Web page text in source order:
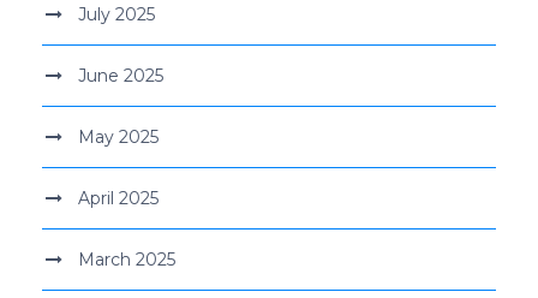
July 2025
June 2025
May 2025
April 2025
March 2025